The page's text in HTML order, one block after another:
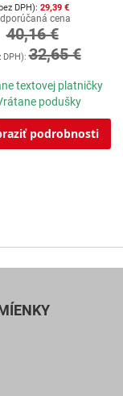
29,39 €
cena
40,16 €
32,65 €
textovej platničky
podušky
podrobnosti